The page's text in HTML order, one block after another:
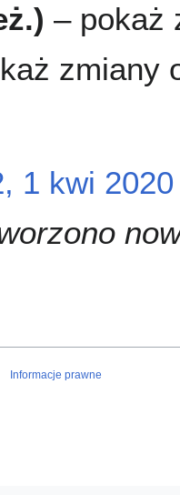
– pokaż
zmiany
1 kwi 2020
Informacje prawne